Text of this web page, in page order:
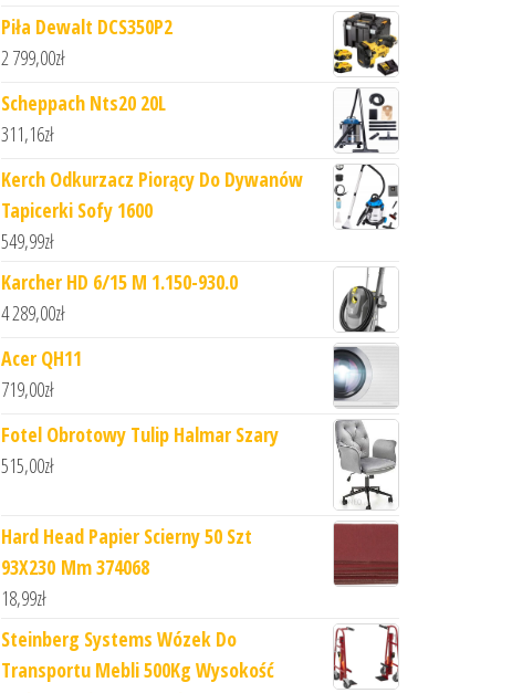
Piła Dewalt DCS350P2
2 799,00zł
Scheppach Nts20 20L
311,16zł
Kerch Odkurzacz Piorący Do Dywanów
Tapicerki Sofy 1600
549,99zł
Karcher HD 6/15 M 1.150-930.0
4 289,00zł
Acer QH11
719,00zł
Fotel Obrotowy Tulip Halmar Szary
515,00zł
Hard Head Papier Scierny 50 Szt
93X230 Mm 374068
18,99zł
Steinberg Systems Wózek Do
Transportu Mebli 500Kg Wysokość